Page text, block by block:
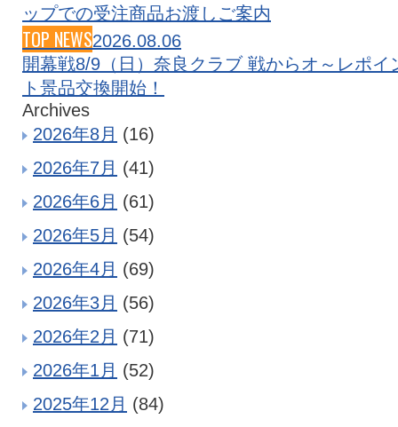
ップでの受注商品お渡しご案内
TOP NEWS2026.08.06
開幕戦8/9（日）奈良クラブ 戦からオ～レポイ
ト景品交換開始！
Archives
2026年8月 (16)
2026年7月 (41)
2026年6月 (61)
2026年5月 (54)
2026年4月 (69)
2026年3月 (56)
2026年2月 (71)
2026年1月 (52)
2025年12月 (84)